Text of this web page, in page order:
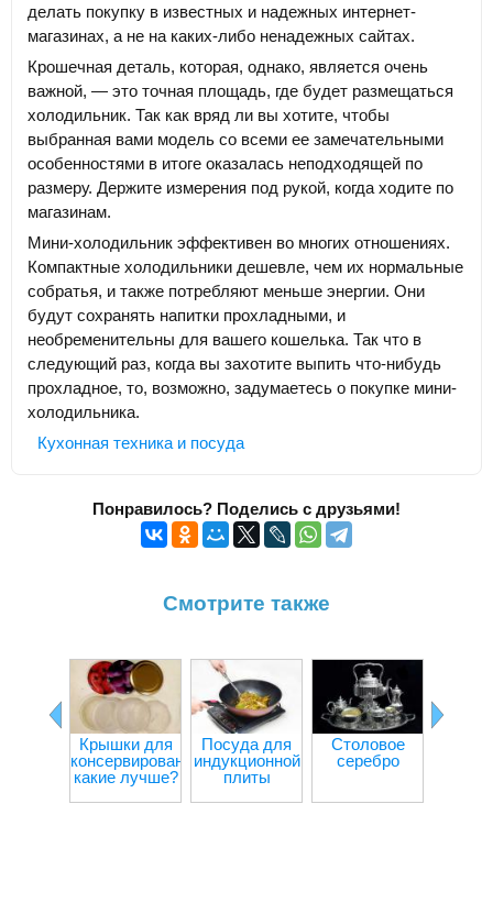
делать покупку в известных и надежных интернет-
магазинах, а не на каких-либо ненадежных сайтах.
Крошечная деталь, которая, однако, является очень
важной, — это точная площадь, где будет размещаться
холодильник. Так как вряд ли вы хотите, чтобы
выбранная вами модель со всеми ее замечательными
особенностями в итоге оказалась неподходящей по
размеру. Держите измерения под рукой, когда ходите по
магазинам.
Мини-холодильник эффективен во многих отношениях.
Компактные холодильники дешевле, чем их нормальные
собратья, и также потребляют меньше энергии. Они
будут сохранять напитки прохладными, и
необременительны для вашего кошелька. Так что в
следующий раз, когда вы захотите выпить что-нибудь
прохладное, то, возможно, задумаетесь о покупке мини-
холодильника.
Кухонная техника и посуда
Понравилось? Поделись с друзьями!
Смотрите также
Крышки для
консервирования:
какие лучше?
Посуда для
индукционной
плиты
Столовое
серебро